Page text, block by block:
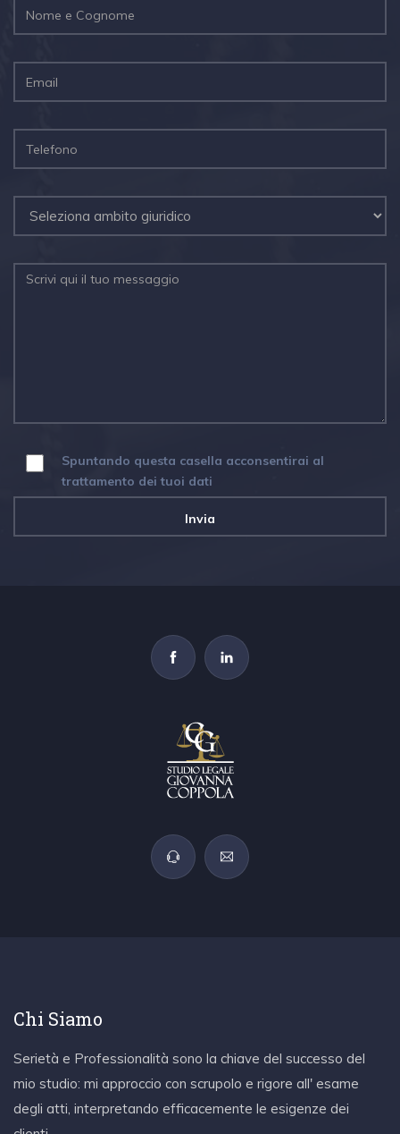
Spuntando questa casella acconsentirai al
trattamento dei tuoi dati
Chi Siamo
Serietà e Professionalità sono la chiave del successo del
mio studio: mi approccio con scrupolo e rigore all' esame
degli atti, interpretando efficacemente le esigenze dei